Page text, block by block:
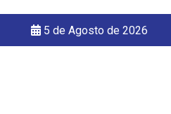
5 de Agosto de 2026